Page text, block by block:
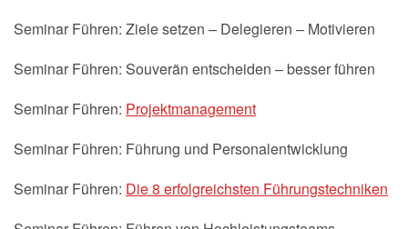
Seminar Führen: Ziele setzen – Delegieren – Motivieren
Seminar Führen: Souverän entscheiden – besser führen
Seminar Führen: Projektmanagement
Seminar Führen: Führung und Personalentwicklung
Seminar Führen: Die 8 erfolgreichsten Führungstechniken